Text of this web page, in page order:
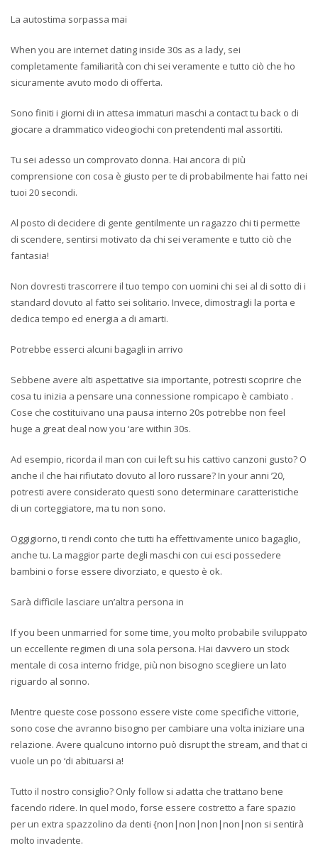
La autostima sorpassa mai
When you are internet dating inside 30s as a lady, sei
completamente familiarità con chi sei veramente e tutto ciò che ho
sicuramente avuto modo di offerta.
Sono finiti i giorni di in attesa immaturi maschi a contact tu back o di
giocare a drammatico videogiochi con pretendenti mal assortiti.
Tu sei adesso un comprovato donna. Hai ancora di più
comprensione con cosa è giusto per te di probabilmente hai fatto nei
tuoi 20 secondi.
Al posto di decidere di gente gentilmente un ragazzo chi ti permette
di scendere, sentirsi motivato da chi sei veramente e tutto ciò che
fantasia!
Non dovresti trascorrere il tuo tempo con uomini chi sei al di sotto di i
standard dovuto al fatto sei solitario. Invece, dimostragli la porta e
dedica tempo ed energia a di amarti.
Potrebbe esserci alcuni bagagli in arrivo
Sebbene avere alti aspettative sia importante, potresti scoprire che
cosa tu inizia a pensare una connessione rompicapo è cambiato .
Cose che costituivano una pausa interno 20s potrebbe non feel
huge a great deal now you ‘are within 30s.
Ad esempio, ricorda il man con cui left su his cattivo canzoni gusto? O
anche il che hai rifiutato dovuto al loro russare? In your anni ’20,
potresti avere considerato questi sono determinare caratteristiche
di un corteggiatore, ma tu non sono.
Oggigiorno, ti rendi conto che tutti ha effettivamente unico bagaglio,
anche tu. La maggior parte degli maschi con cui esci possedere
bambini o forse essere divorziato, e questo è ok.
Sarà difficile lasciare un’altra persona in
If you been unmarried for some time, you molto probabile sviluppato
un eccellente regimen di una sola persona. Hai davvero un stock
mentale di cosa interno fridge, più non bisogno scegliere un lato
riguardo al sonno.
Mentre queste cose possono essere viste come specifiche vittorie,
sono cose che avranno bisogno per cambiare una volta iniziare una
relazione. Avere qualcuno intorno può disrupt the stream, and that ci
vuole un po ‘di abituarsi a!
Tutto il nostro consiglio? Only follow si adatta che trattano bene
facendo ridere. In quel modo, forse essere costretto a fare spazio
per un extra spazzolino da denti {non|non|non|non|non si sentirà
molto invadente.